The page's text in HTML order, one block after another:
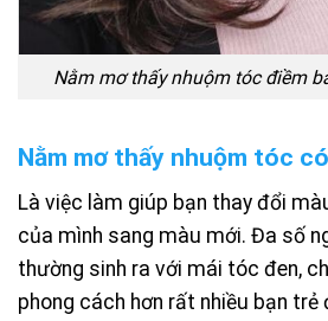
Nằm mơ thấy nhuộm tóc điềm
Nằm mơ thấy nhuộm tóc
Là việc làm giúp bạn thay đổi
của mình sang màu mới. Đa số
thường sinh ra với mái tóc đen,
phong cách hơn rất nhiều bạn trẻ